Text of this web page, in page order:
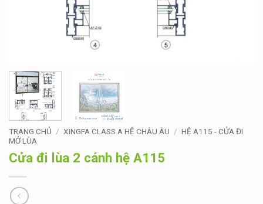
TRANG CHỦ / XINGFA CLASS A HỆ CHÂU ÂU / HỆ A115 - CỬA ĐI
MỞ LÙA
Cửa đi lùa 2 cánh hệ A115